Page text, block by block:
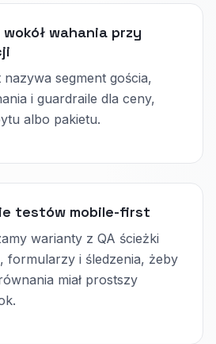
wahania przy
nazywa segment gościa,
i guardraile dla ceny,
albo pakietu.
testów mobile-first
warianty z QA ścieżki
formularzy i śledzenia, żeby
miał prostszy